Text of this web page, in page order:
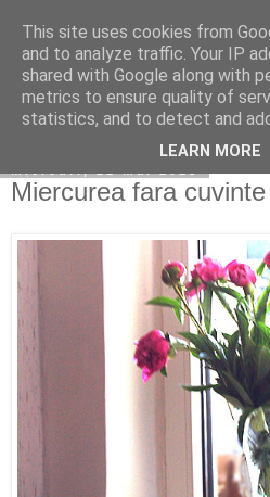
Copilarim
Miercurea fara
This site uses cookies from
and to analyze traffic. Your IP
shared with Google along with
metrics to ensure quality of
statistics, and to detect and
LEARN MORE